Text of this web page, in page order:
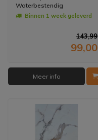
Waterbestendig
Hoogglans (Prijs per Plaat)
Binnen 1 week geleverd
143,99
99,00
Meer info